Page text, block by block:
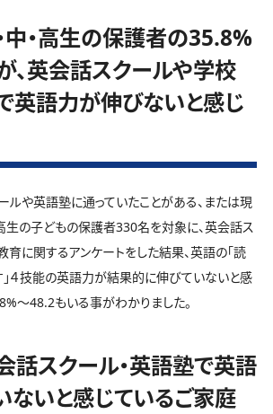
中・高生の保護者の35.8%
、英会話スクールや学校
英語力が伸びないと感じ
や英語塾に通っていたことがある、または現
生の子どもの保護者330名を対象に、英会話ス
に関するアンケートをした結果、英語の「読
話す」４技能の英語力が結果的に伸びていないと感
～48.2もいる事がわかりました。
話スクール・英語塾で英語
ないと感じているご家庭